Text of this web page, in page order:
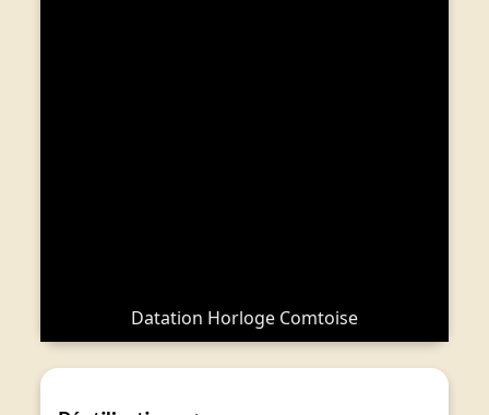
Datation Horloge Comtoise